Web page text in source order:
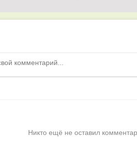
Никто ещё не оставил